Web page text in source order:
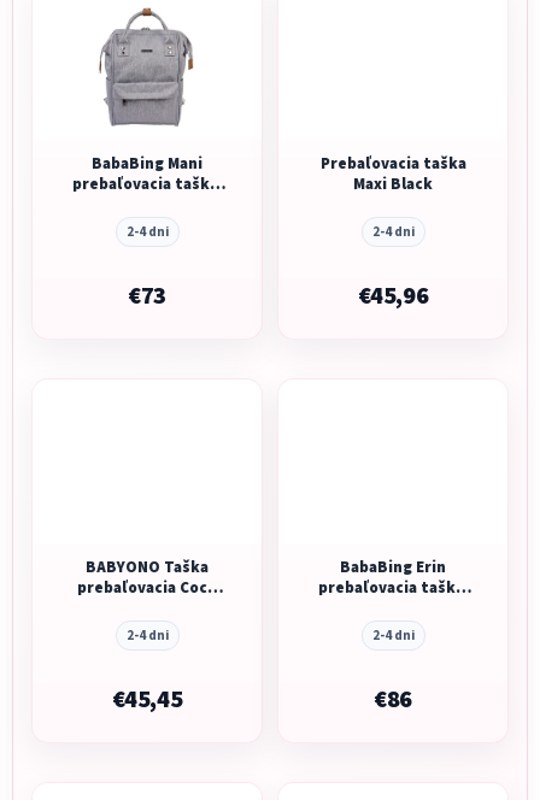
BabaBing Mani
prebaľovacia taška/
2-4 dni
€73
Prebaľovacia taška
Maxi Black
2-4 dni
€45,96
BABYONO Taška
prebaľovacia Coco
2-4 dni
€45,45
BabaBing Erin
prebaľovacia taška/
2-4 dni
€86